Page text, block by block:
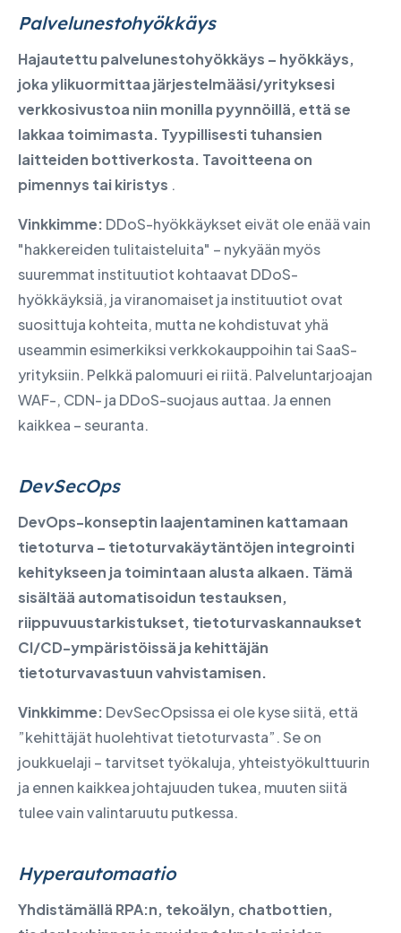
Palvelunestohyökkäys
Hajautettu palvelunestohyökkäys – hyökkäys,
joka ylikuormittaa järjestelmääsi/yrityksesi
verkkosivustoa niin monilla pyynnöillä, että se
lakkaa toimimasta. Tyypillisesti tuhansien
laitteiden bottiverkosta. Tavoitteena on
pimennys tai kiristys .
Vinkkimme: DDoS-hyökkäykset eivät ole enää vain
"hakkereiden tulitaisteluita" – nykyään myös
suuremmat instituutiot kohtaavat DDoS-
hyökkäyksiä, ja viranomaiset ja instituutiot ovat
suosittuja kohteita, mutta ne kohdistuvat yhä
useammin esimerkiksi verkkokauppoihin tai SaaS-
yrityksiin. Pelkkä palomuuri ei riitä. Palveluntarjoajan
WAF-, CDN- ja DDoS-suojaus auttaa. Ja ennen
kaikkea – seuranta.
DevSecOps
DevOps-konseptin laajentaminen kattamaan
tietoturva – tietoturvakäytäntöjen integrointi
kehitykseen ja toimintaan alusta alkaen. Tämä
sisältää automatisoidun testauksen,
riippuvuustarkistukset, tietoturvaskannaukset
CI/CD-ympäristöissä ja kehittäjän
tietoturvavastuun vahvistamisen.
Vinkkimme: DevSecOpsissa ei ole kyse siitä, että
”kehittäjät huolehtivat tietoturvasta”. Se on
joukkuelaji – tarvitset työkaluja, yhteistyökulttuurin
ja ennen kaikkea johtajuuden tukea, muuten siitä
tulee vain valintaruutu putkessa.
Hyperautomaatio
Yhdistämällä RPA:n, tekoälyn, chatbottien,